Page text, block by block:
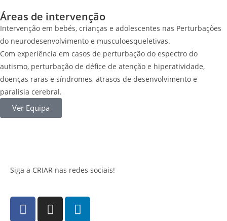
Áreas de intervenção
Intervenção em bebés, crianças e adolescentes nas Perturbações
do neurodesenvolvimento e musculoesqueletivas.
Com experiência em casos de perturbação do espectro do
autismo, perturbação de défice de atenção e hiperatividade,
doenças raras e síndromes, atrasos de desenvolvimento e
paralisia cerebral.
Ver Equipa
Siga a CRIAR nas redes sociais!